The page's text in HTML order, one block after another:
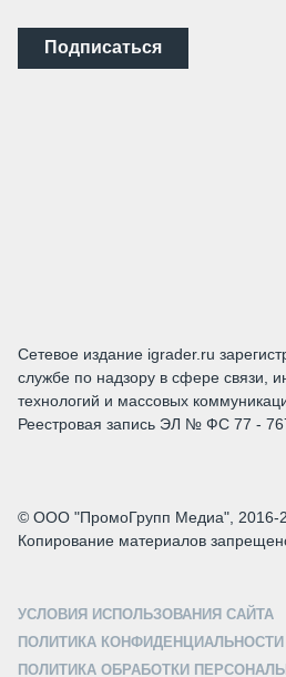
Подписаться
Сетевое издание igrader.ru
службе по надзору в сфере связи,
технологий и массовых
Реестровая запись ЭЛ № ФС 77 -
© ООО "ПромоГрупп Медиа", 2016-
Копирование материалов
УСЛОВИЯ ИСПОЛЬЗОВАНИЯ САЙТА
ПОЛИТИКА КОНФИДЕНЦИАЛЬНОСТИ
ПОЛИТИКА ОБРАБОТКИ